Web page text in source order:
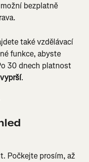
bezplatně
také vzdělávací
funkce, abyste
30 dnech platnost
.
Počkejte prosím, až